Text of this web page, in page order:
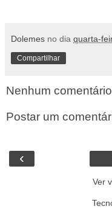
Dolemes no dia quarta-
Compartilhar
Nenhum
Postar um
‹
Ver